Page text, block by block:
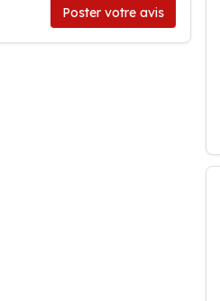
Poster votre avis